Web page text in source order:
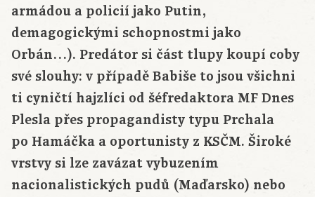
armádou a policií jako Putin,
demagogickými schopnostmi jako
Orbán…). Predátor si část tlupy koupí coby
své slouhy: v případě Babiše to jsou všichni
ti cyničtí hajzlíci od šéfredaktora MF Dnes
Plesla přes propagandisty typu Prchala
po Hamáčka a oportunisty z KSČM. Široké
vrstvy si lze zavázat vybuzením
nacionalistických pudů (Maďarsko) nebo